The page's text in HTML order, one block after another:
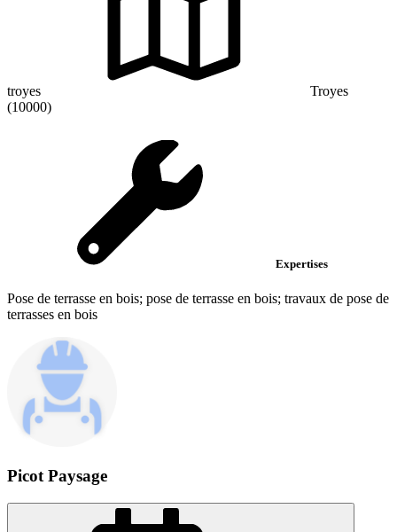
troyes
Troyes
(10000)
Expertises
Pose de terrasse en bois; pose de terrasse en bois; travaux de pose de
terrasses en bois
Picot Paysage